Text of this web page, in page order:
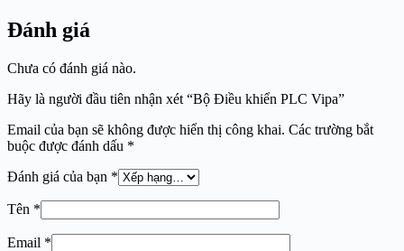
Đánh giá
Chưa có đánh giá nào.
Hãy là người đầu tiên nhận xét “Bộ Điều khiển PLC Vipa”
Email của bạn sẽ không được hiển thị công khai. Các trường bắt
buộc được đánh dấu *
Đánh giá của bạn *
Tên *
Email *